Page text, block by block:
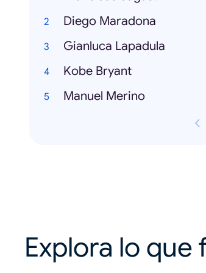
Diego Maradona
Gianluca Lapadula
Kobe Bryant
Manuel Merino
Explora lo